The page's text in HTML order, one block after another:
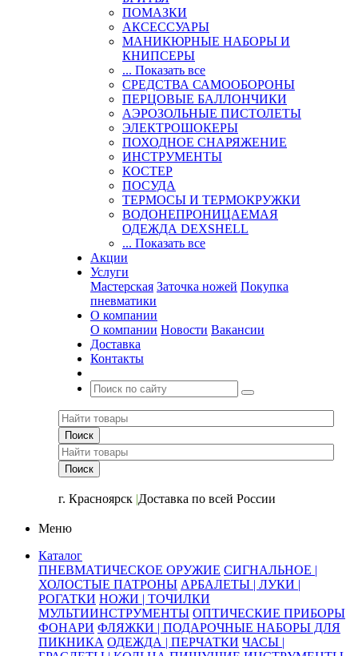
ПОМАЗКИ
АКСЕССУАРЫ
МАНИКЮРНЫЕ НАБОРЫ И
КНИПСЕРЫ
... Показать все
СРЕДСТВА САМООБОРОНЫ
ПЕРЦОВЫЕ БАЛЛОНЧИКИ
АЭРОЗОЛЬНЫЕ ПИСТОЛЕТЫ
ЭЛЕКТРОШОКЕРЫ
ПОХОДНОЕ СНАРЯЖЕНИЕ
ИНСТРУМЕНТЫ
КОСТЕР
ПОСУДА
ТЕРМОСЫ И ТЕРМОКРУЖКИ
ВОДОНЕПРОНИЦАЕМАЯ
ОДЕЖДА DEXSHELL
... Показать все
Акции
Услуги
Мастерская Заточка ножей Покупка
пневматики
О компании
О компании Новости Вакансии
Доставка
Контакты
г. Красноярск |Доставка по всей России
Меню
Каталог
ПНЕВМАТИЧЕСКОЕ ОРУЖИЕ СИГНАЛЬНОЕ |
ХОЛОСТЫЕ ПАТРОНЫ АРБАЛЕТЫ | ЛУКИ |
РОГАТКИ НОЖИ | ТОЧИЛКИ
МУЛЬТИИНСТРУМЕНТЫ ОПТИЧЕСКИЕ ПРИБОРЫ
ФОНАРИ ФЛЯЖКИ | ПОДАРОЧНЫЕ НАБОРЫ ДЛЯ
ПИКНИКА ОДЕЖДА | ПЕРЧАТКИ ЧАСЫ |